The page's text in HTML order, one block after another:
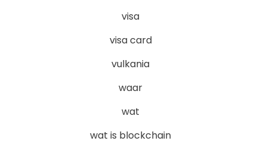
visa
visa card
vulkania
waar
wat
wat is blockchain